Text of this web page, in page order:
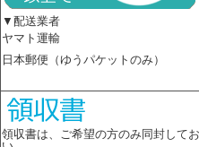
▼配送業者
ヤマト運輸
日本郵便（ゆうパケットのみ）
領収書は、ご希望の方のみ同封して